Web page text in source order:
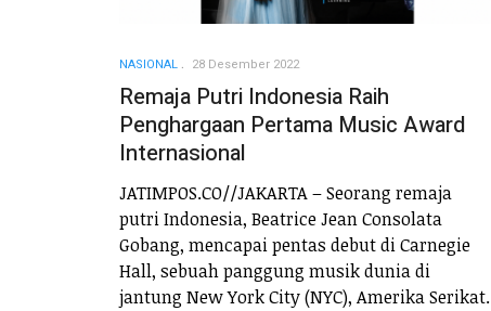
NASIONAL 28 Desember 2022
Remaja Putri Indonesia Raih
Penghargaan Pertama Music Award
Internasional
JATIMPOS.CO//JAKARTA –Seorang remaja
putri Indonesia, Beatrice Jean Consolata
Gobang, mencapai pentas debut di Carnegie
Hall, sebuah panggung musik dunia di
jantung New York City (NYC), Amerika Serikat.